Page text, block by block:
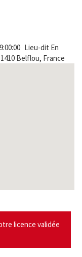
Lieu-dit En
Belflou, France
licence validée